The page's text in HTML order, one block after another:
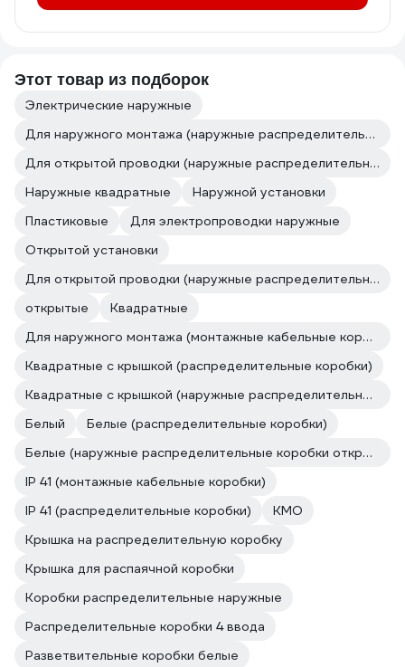
Этот товар из подборок
Электрические наружные
Для наружного монтажа (наружные распределительные коробки открытой установки)
Для открытой проводки (наружные распределительные коробки открытой установки)
Наружные квадратные
Наружной установки
Пластиковые
Для электропроводки наружные
Открытой установки
Для открытой проводки (наружные распределительные коробки открытой установки)
открытые
Квадратные
Для наружного монтажа (монтажные кабельные коробки)
Квадратные с крышкой (распределительные коробки)
Квадратные с крышкой (наружные распределительные коробки открытой установки)
Белый
Белые (распределительные коробки)
Белые (наружные распределительные коробки открытой установки)
IP 41 (монтажные кабельные коробки)
IP 41 (распределительные коробки)
КМО
Крышка на распределительную коробку
Крышка для распаячной коробки
Коробки распределительные наружные
Распределительные коробки 4 ввода
Разветвительные коробки белые